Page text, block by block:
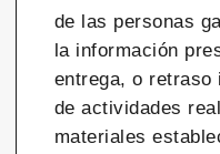
de las personas
la información
entrega, o retraso
de actividades
materiales